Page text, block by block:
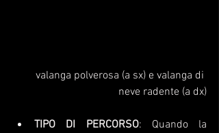
valanga polverosa (a sx) e valanga di
neve radente (a dx)
TIPO DI PERCORSO: Quando la